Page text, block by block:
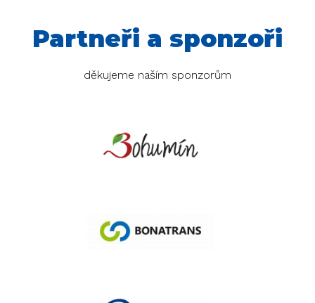
Partneři a sponzoři
děkujeme naším sponzorům